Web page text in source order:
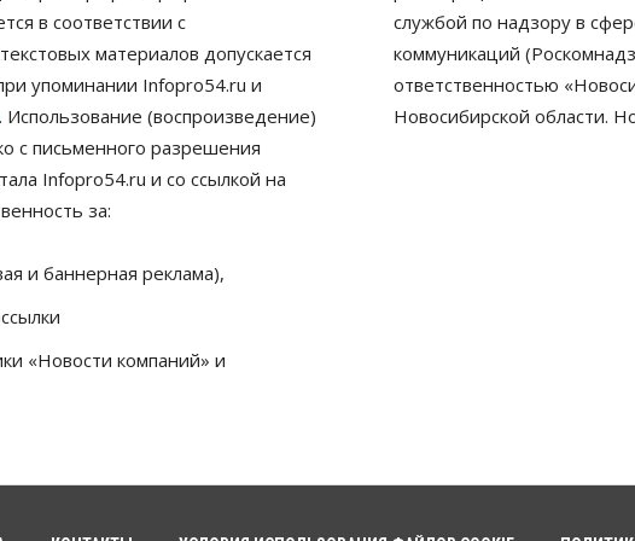
в соответствии с
материалов допускается
упоминании Infopro54.ru и
. Использование (воспроизведение)
с письменного разрешения
Infopro54.ru и со ссылкой на
за:
и баннерная реклама),
«Новости компаний» и
службой по надзору в
коммуникаций
ответственностью
Новосибирской области.